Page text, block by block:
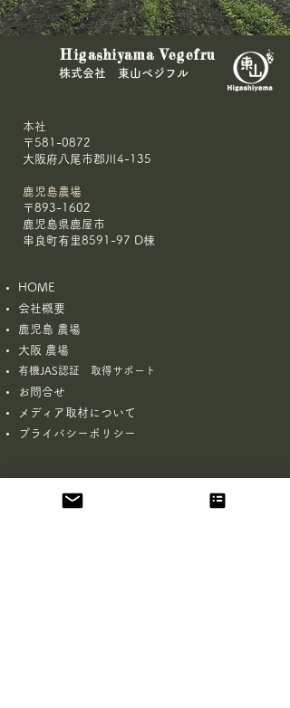
＼ビーツ120kg、受取拒
否！／
Higashiyama Vegefru
​株式会社 東山ベジフル
本社
〒581-0872
大阪府八尾市郡川4-135
鹿児島農場
〒893-1602
鹿児島県鹿屋市
串良町有里8591-97 D棟
HOME
会社概要
鹿児島 農場
大阪 農場
有機JAS認証 取得サポート
お問合せ
​ メディア取材について
プライバシーポリシー
お問合せフォーム